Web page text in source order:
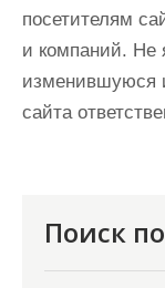
посетителям
и компаний. Не
изменившуюся
сайта
Поиск